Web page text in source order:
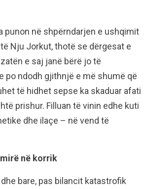
punon në shpërndarjen e ushqimit
Nju Jorkut, thotë se dërgesat e
e saj janë bërë jo të
po ndodh gjithnjë e më shumë që
të hidhet sepse ka skaduar afati
prishur. Filluan të vinin edhe kuti
dhe ilaçe – në vend të
në korrik
bare, pas bilancit katastrofik